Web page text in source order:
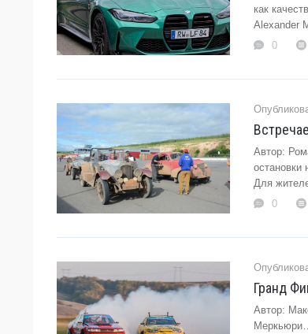
как
Alexander
0
Автор:
остановки
Для
0
Гранд
Автор: